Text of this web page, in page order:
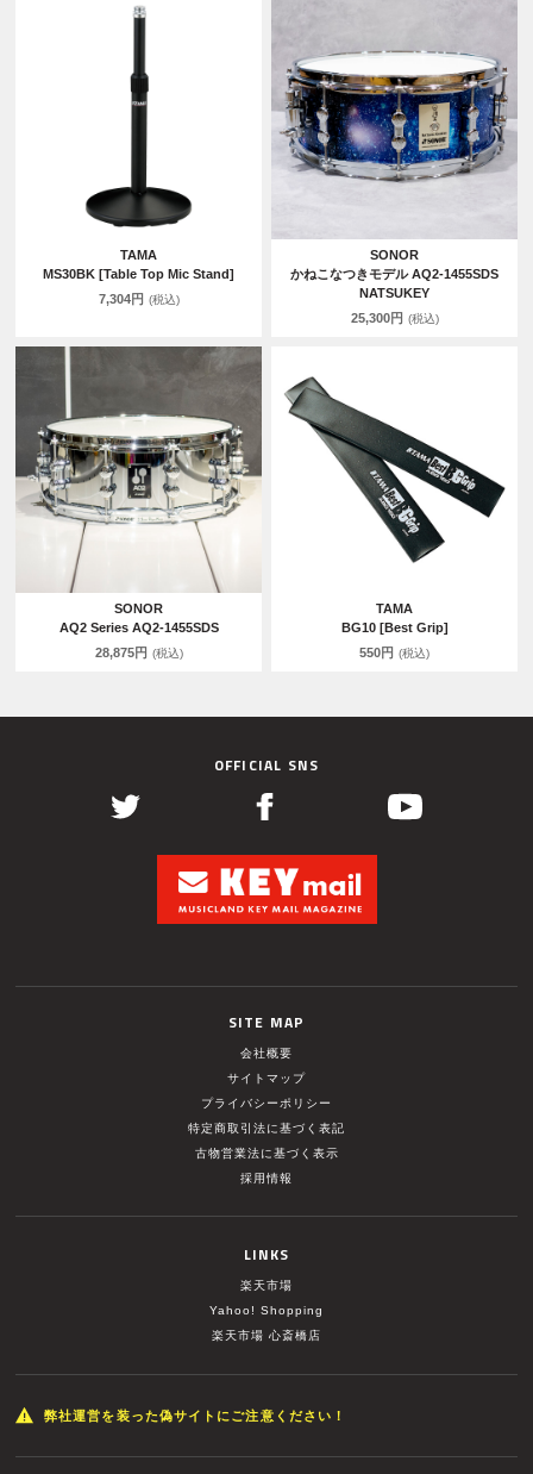
TAMA
MS30BK [Table Top Mic Stand]
7,304円 (税込)
SONOR
かねこなつきモデル AQ2-1455SDS
NATSUKEY
25,300円 (税込)
SONOR
AQ2 Series AQ2-1455SDS
28,875円 (税込)
TAMA
BG10 [Best Grip]
550円 (税込)
OFFICIAL SNS
SITE MAP
会社概要
サイトマップ
プライバシーポリシー
特定商取引法に基づく表記
古物営業法に基づく表示
採用情報
LINKS
楽天市場
Yahoo! Shopping
楽天市場 心斎橋店
弊社運営を装った偽サイトにご注意ください！